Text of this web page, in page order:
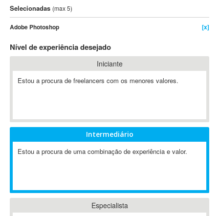
3DS Max
3GSM
4D Dimension
802.11
A&P
A2Billing
ABAP
ABBYY FineReader
Ableton Live
Selecionadas (max 5)
Adobe Photoshop [x]
Nível de experiência desejado
Iniciante
Estou a procura de freelancers com os menores valores.
Intermediário
Estou a procura de uma combinação de experiência e valor.
Especialista